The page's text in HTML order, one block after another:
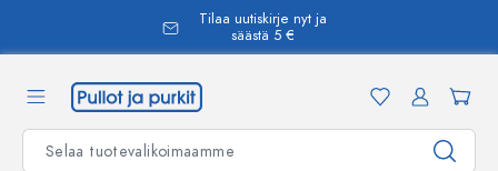
Tilaa uutiskirje nyt ja
säästä 5 €